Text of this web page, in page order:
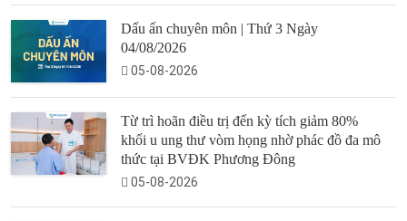
Dấu ấn chuyên môn | Thứ 3 Ngày
04/08/2026
05-08-2026
Từ trì hoãn điều trị đến kỳ tích giảm 80%
khối u ung thư vòm họng nhờ phác đồ đa mô
thức tại BVĐK Phương Đông
05-08-2026